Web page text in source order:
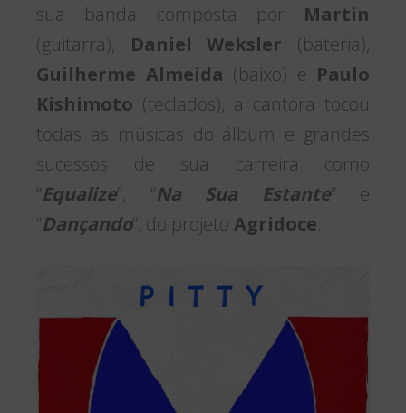
sua banda composta por Martin
(guitarra), Daniel Weksler (bateria),
Guilherme Almeida (baixo) e Paulo
Kishimoto (teclados), a cantora tocou
todas as músicas do álbum e grandes
sucessos de sua carreira como
“Equalize“, “Na Sua Estante” e
“Dançando“, do projeto Agridoce.